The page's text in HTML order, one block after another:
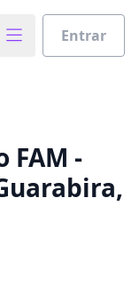
Entrar
estudos
-